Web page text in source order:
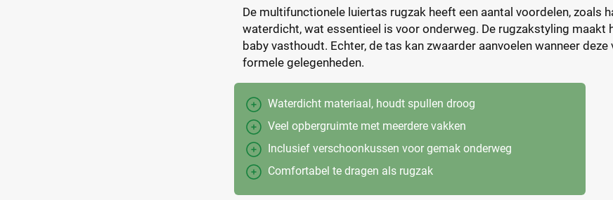
De multifunctionele luiertas rugzak heeft een aantal voordelen, zoals
waterdicht, wat essentieel is voor onderweg. De rugzakstyling
baby vasthoudt. Echter, de tas kan zwaarder aanvoelen wanneer
formele gelegenheden.
Waterdicht materiaal, houdt spullen droog
Veel opbergruimte met meerdere vakken
Inclusief verschoonkussen voor gemak onderweg
Comfortabel te dragen als rugzak